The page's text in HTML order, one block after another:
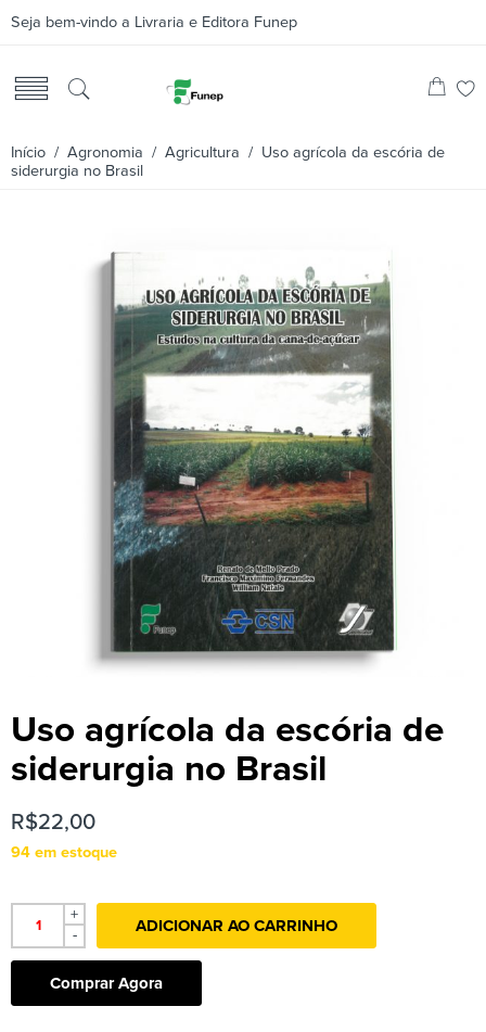
Seja bem-vindo a Livraria e Editora Funep
Início / Agronomia / Agricultura / Uso agrícola da escória de
siderurgia no Brasil
Uso agrícola da escória de
siderurgia no Brasil
R$22,00
94 em estoque
+
-
ADICIONAR AO CARRINHO
Comprar Agora